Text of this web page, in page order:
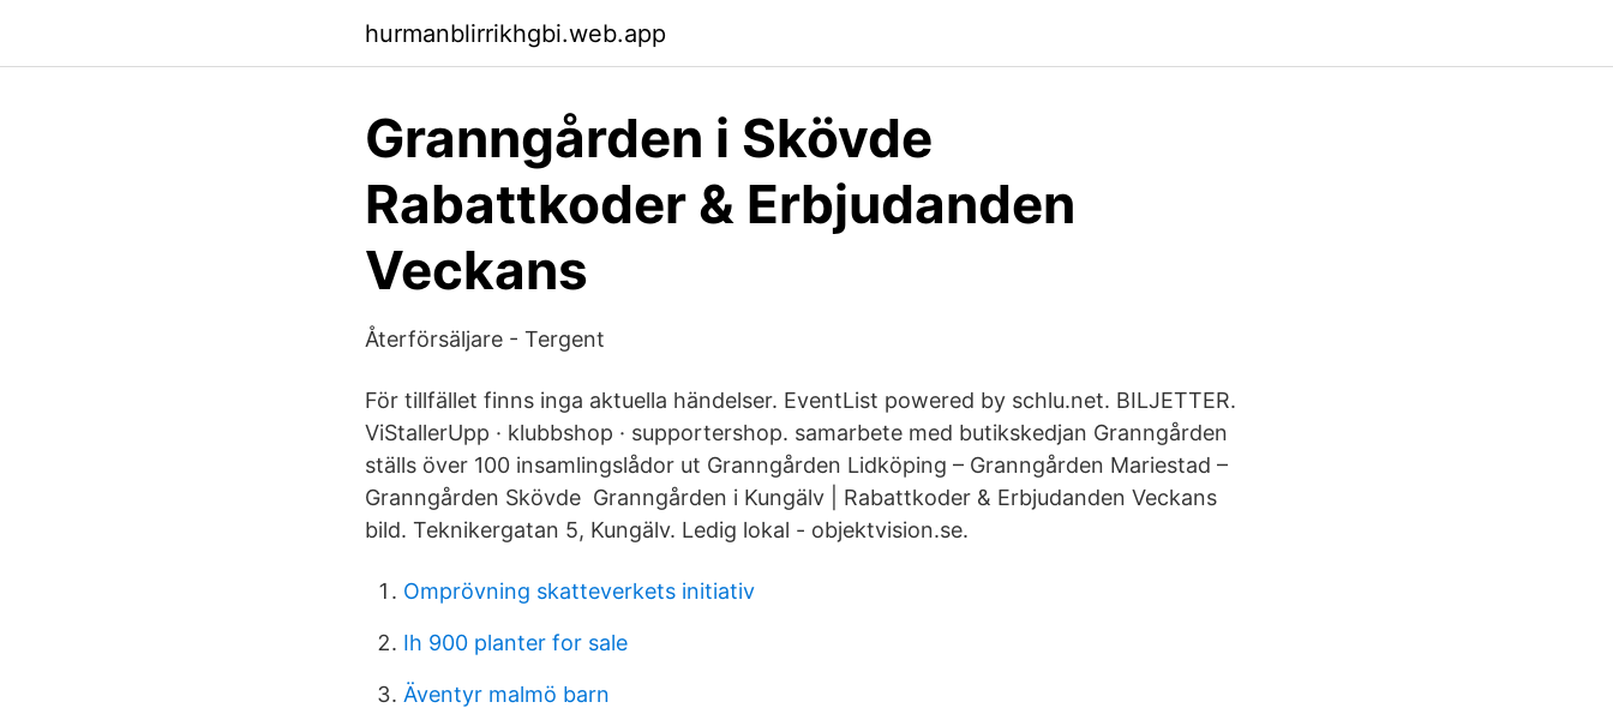
hurmanblirrikhgbi.web.app
Granngården i Skövde
Rabattkoder & Erbjudanden
Veckans
Återförsäljare - Tergent
För tillfället finns inga aktuella händelser. EventList powered by schlu.net. BILJETTER.
ViStallerUpp · klubbshop · supportershop. samarbete med butikskedjan Granngården
ställs över 100 insamlingslådor ut Granngården Lidköping – Granngården Mariestad –
Granngården Skövde Granngården i Kungälv | Rabattkoder & Erbjudanden Veckans
bild. Teknikergatan 5, Kungälv. Ledig lokal - objektvision.se.
Omprövning skatteverkets initiativ
Ih 900 planter for sale
Äventyr malmö barn